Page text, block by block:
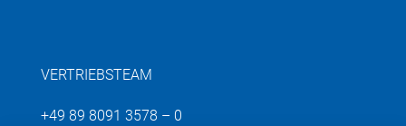
VERTRIEBSTEAM
+49 89 8091 3578 – 0